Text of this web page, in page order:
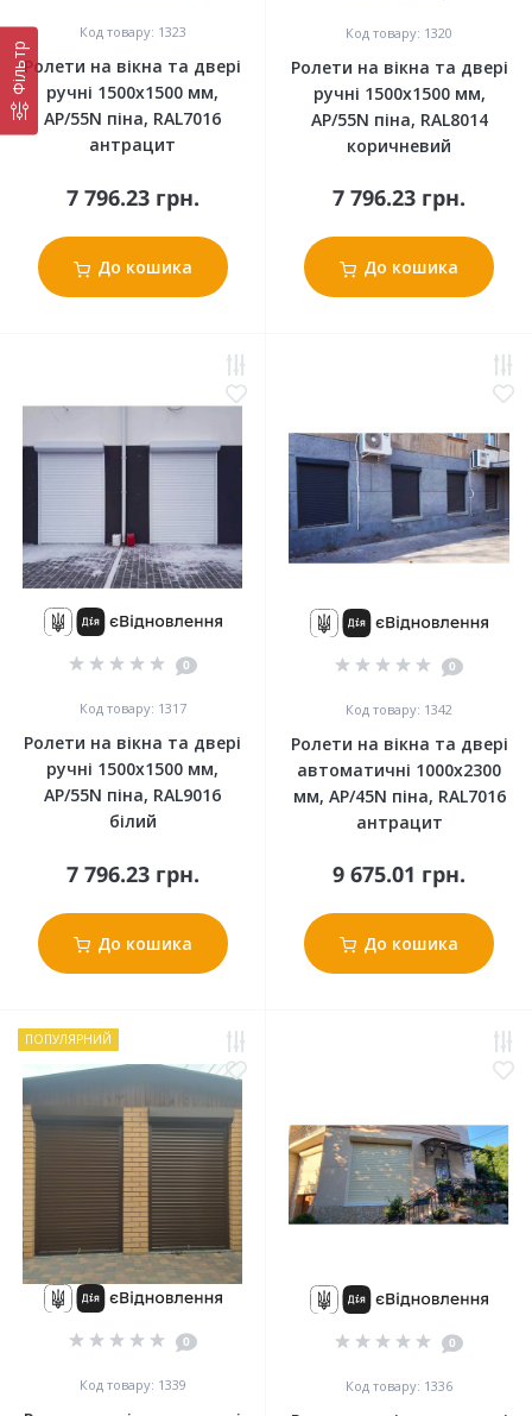
Фільтр
Код товару: 1323
Ролети на вікна та двері
ручні 1500x1500 мм,
АР/55N піна, RAL7016
антрацит
7 796.23 грн.
До кошика
Код товару: 1320
Ролети на вікна та двері
ручні 1500x1500 мм,
АР/55N піна, RAL8014
коричневий
7 796.23 грн.
До кошика
0
Код товару: 1317
Ролети на вікна та двері
ручні 1500x1500 мм,
АР/55N піна, RAL9016
білий
7 796.23 грн.
До кошика
0
Код товару: 1342
Ролети на вікна та двері
автоматичні 1000x2300
мм, АР/45N піна, RAL7016
антрацит
9 675.01 грн.
До кошика
ПОПУЛЯРНИЙ
0
Код товару: 1339
0
Код товару: 1336